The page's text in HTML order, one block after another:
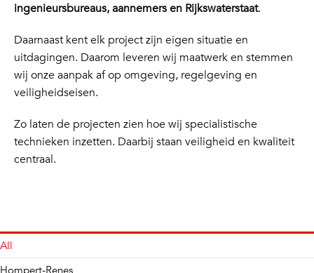
ingenieursbureaus, aannemers en Rijkswaterstaat.
Daarnaast kent elk project zijn eigen situatie en
uitdagingen. Daarom leveren wij maatwerk en stemmen
wij onze aanpak af op omgeving, regelgeving en
veiligheidseisen.
Zo laten de projecten zien hoe wij specialistische
technieken inzetten. Daarbij staan veiligheid en kwaliteit
centraal.
All